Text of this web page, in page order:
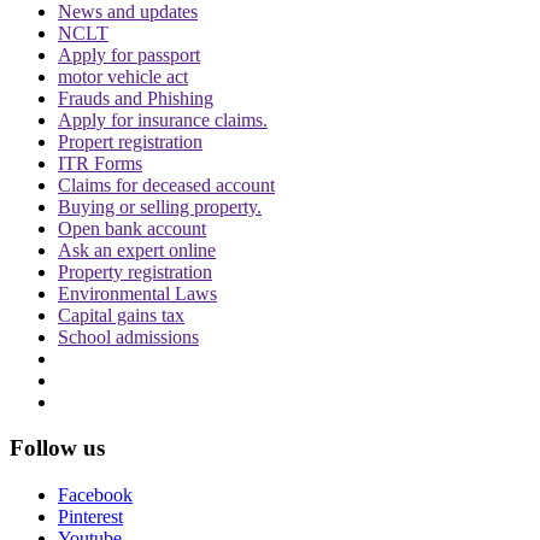
Trending in Hindi
CJI पर जूता फेंकने वाले वकील की बढ़ी मुश्किलें, AG
ने 'अवमानना' की कार्यवाही शुरू करने की इजाजत दी
Delhi HC को बड़ी राहत, कहा- ऑनलाइन प्लेटफॉर्म्स
News and updates
NCLT
Apply for passport
motor vehicle act
Frauds and Phishing
Apply for insurance claims.
Propert registration
ITR Forms
Claims for deceased account
Buying or selling property.
Open bank account
Ask an expert online
Property registration
Environmental Laws
Capital gains tax
School admissions
Follow us
Facebook
Pinterest